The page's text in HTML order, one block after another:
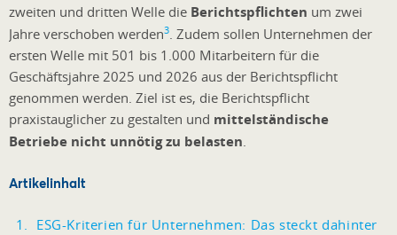
zweiten und dritten Welle die Berichtspflichten um zwei
Jahre verschoben werden3 . Zudem sollen Unternehmen der
ersten Welle mit 501 bis 1.000 Mitarbeitern für die
Geschäftsjahre 2025 und 2026 aus der Berichtspflicht
genommen werden. Ziel ist es, die Berichtspflicht
praxistauglicher zu gestalten und mittelständische
Betriebe nicht unnötig zu belasten
Artikelinhalt
ESG-Kriterien für Unternehmen: Das steckt dahinter